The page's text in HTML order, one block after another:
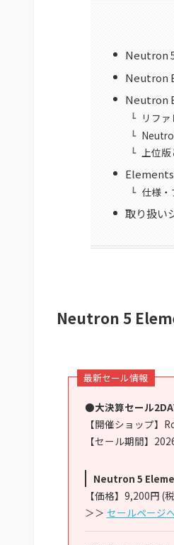
Neutron
Neutron
Neutron
リフ
上位
Elements
仕様
取り扱い
Neutron 5
最新セール情報
●大決算セール
【開催ショップ】
【セール期間】
Neutron 5
【価格】9,200円 (
＞＞ セールページ